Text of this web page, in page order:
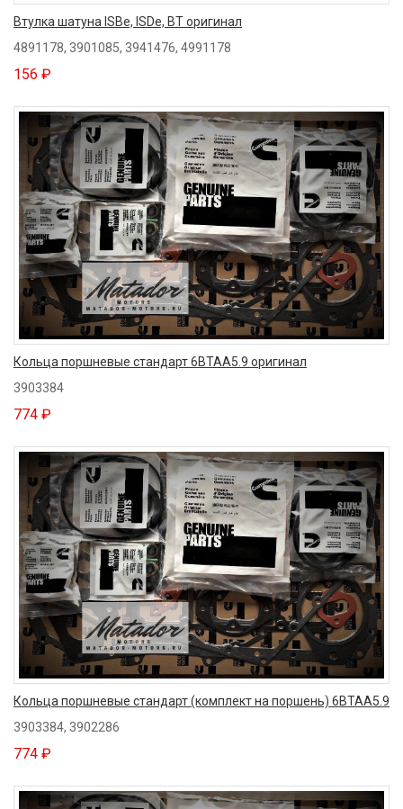
Втулка шатуна ISBe, ISDe, BT оригинал
4891178, 3901085, 3941476, 4991178
156 ₽
Кольца поршневые стандарт 6BTAA5.9 оригинал
3903384
774 ₽
Кольца поршневые стандарт (комплект на поршень) 6BTAA5.9
3903384, 3902286
774 ₽